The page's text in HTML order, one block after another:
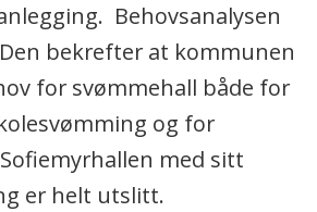
Behovsanalysen
bekrefter at kommunen
for svømmehall både for
og for
med sitt
er helt utslitt.